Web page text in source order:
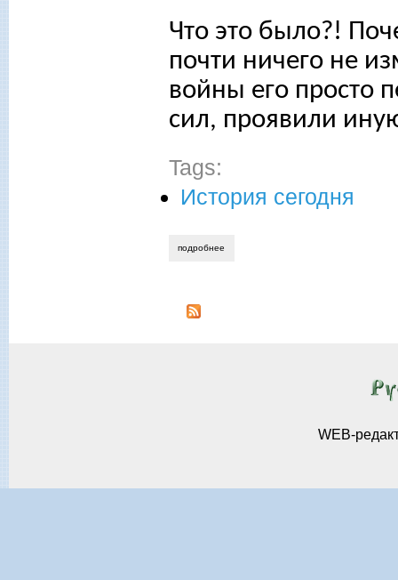
Что это было?!
почти ничего не
войны его просто
сил, проявили
Tags:
История сегодня
подробнее
WEB-